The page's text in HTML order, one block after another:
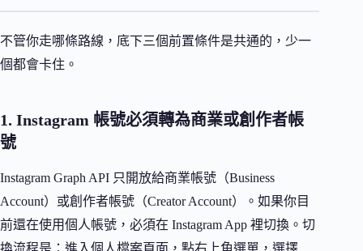
不管你走哪條路線，底下三個前置條件是共通的，少一
個都會卡住。
1. Instagram 帳號必須轉為商業或創作者帳
號
Instagram Graph API 只開放給商業帳號（Business
Account）或創作者帳號（Creator Account）。如果你目
前還在使用個人帳號，必須在 Instagram App 裡切換。切
換流程是：進入個人檔案頁面，點右上角選單，選擇